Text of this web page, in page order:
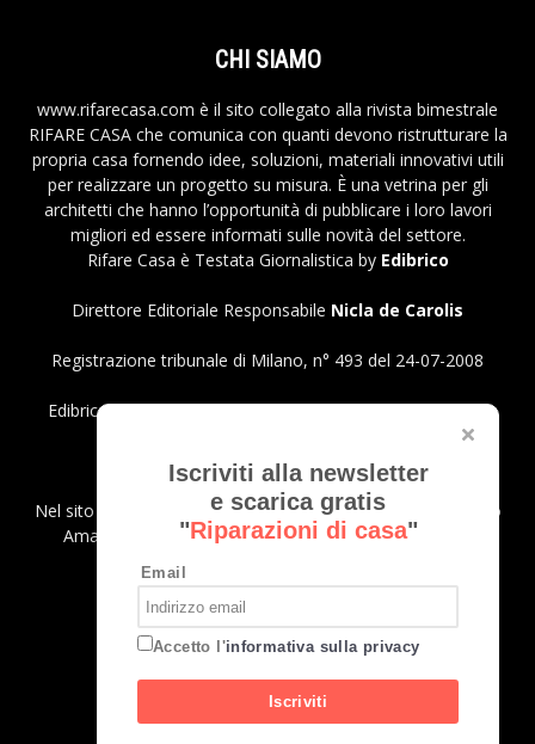
Iscriviti alla newsletter
e scarica gratis
"Riparazioni di casa"
Email
Accetto l'informativa sulla privacy
Iscriviti
CHI SIAMO
www.rifarecasa.com è il sito collegato alla rivista bimestrale
RIFARE CASA che comunica con quanti devono ristrutturare la
propria casa fornendo idee, soluzioni, materiali innovativi utili
per realizzare un progetto su misura. È una vetrina per gli
architetti che hanno l’opportunità di pubblicare i loro lavori
migliori ed essere informati sulle novità del settore.
Rifare Casa è Testata Giornalistica by Edibrico
Direttore Editoriale Responsabile Nicla de Carolis
Registrazione tribunale di Milano, n° 493 del 24-07-2008
Edibrico srl - Viale Emilio Caldara, 44 - 20122 Milano P.iva
Privacy Policy
Nel sito sono presenti prodotti Amazon; in qualità di Affiliato
Amazon riceviamo un guadagno dagli acquisti idonei.
SEGUICI